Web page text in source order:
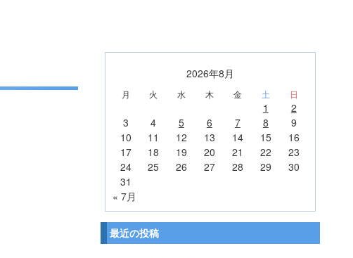
2026年8月
月 火 水 木 金 土 日
1
2
3
4 5 6 7 8
9
10
11 12 13 14 15
16
17
18 19 20 21 22
23
24
25 26 27 28 29
30
31
« 7月
最近の投稿